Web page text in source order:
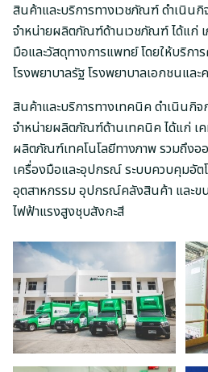
สินค้าและบริการทางเวชภัณฑ์ ดำเนินกิ
จำหน่ายผลิตภัณฑ์ด้านเวชภัณฑ์ ได้แก่
มือและวัสดุทางการแพทย์ โดยให้บริก
โรงพยาบาลรัฐ โรงพยาบาลเอกชนแล
สินค้าและบริการทางเทคนิค ดำเนินกิจ
จำหน่ายผลิตภัณฑ์ด้านเทคนิค ได้แก่
ผลิตภัณฑ์เทคโนโลยีทางภาพ รวมถึงอ
เครื่องมือและอุปกรณ์ ระบบควบคุมอัต
อุตสาหกรรม อุปกรณ์คลังสินค้า และขน
ไฟฟ้าแรงสูงชุบสังกะสี